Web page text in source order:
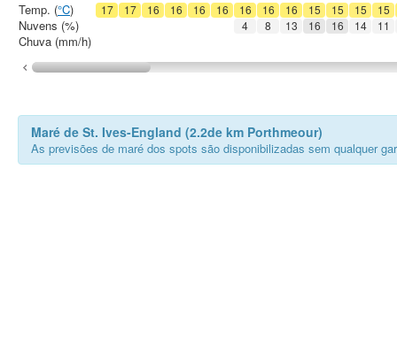
17 17 16 16 16 16 16 16 16 15 15 15
15
4
8 13 16 16 14 11
Temp. (°C)
Nuvens (%)
Chuva (mm/h)
Maré de St. Ives-England (2.2de km Porthmeour)
As previsões de maré dos spots são disponibilizadas sem qualquer